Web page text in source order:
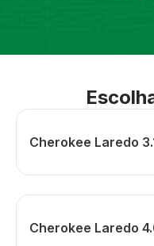
Cherokee Laredo
Cherokee Laredo